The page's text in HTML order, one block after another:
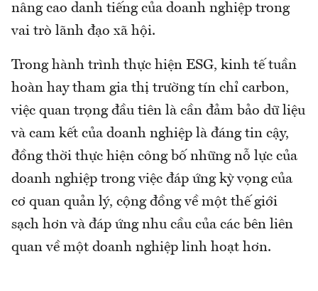
nâng cao danh tiếng của doanh nghiệp trong
vai trò lãnh đạo xã hội.
Trong hành trình thực hiện ESG, kinh tế tuần
hoàn hay tham gia thị trường tín chỉ carbon,
việc quan trọng đầu tiên là cần đảm bảo dữ liệu
và cam kết của doanh nghiệp là đáng tin cậy,
đồng thời thực hiện công bố những nỗ lực của
doanh nghiệp trong việc đáp ứng kỳ vọng của
cơ quan quản lý, cộng đồng về một thế giới
sạch hơn và đáp ứng nhu cầu của các bên liên
quan về một doanh nghiệp linh hoạt hơn.